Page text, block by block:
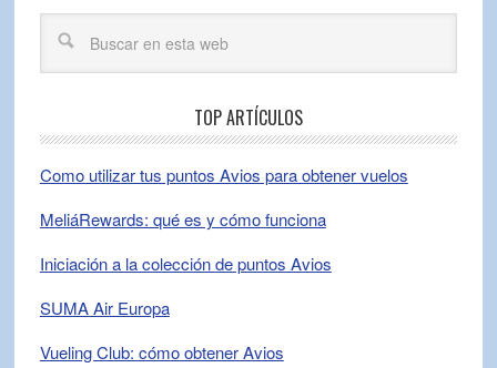
TOP ARTÍCULOS
Como utilizar tus puntos Avios para obtener vuelos
MeliáRewards: qué es y cómo funciona
Iniciación a la colección de puntos Avios
SUMA Air Europa
Vueling Club: cómo obtener Avios